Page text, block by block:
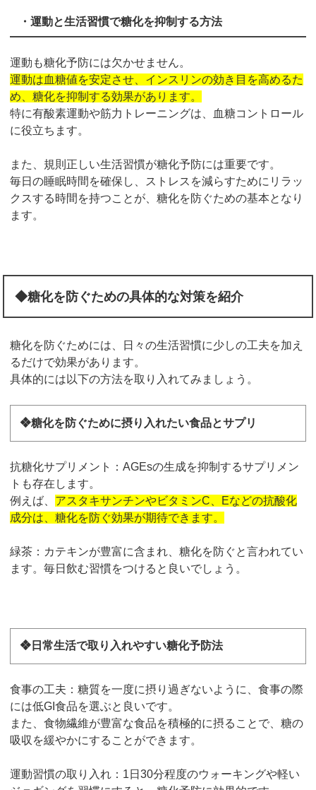
・運動と生活習慣で糖化を抑制する方法
運動も糖化予防には欠かせません。
運動は血糖値を安定させ、インスリンの効き目を高めるた
め、糖化を抑制する効果があります。
特に有酸素運動や筋力トレーニングは、血糖コントロール
に役立ちます。
また、規則正しい生活習慣が糖化予防には重要です。
毎日の睡眠時間を確保し、ストレスを減らすためにリラッ
クスする時間を持つことが、糖化を防ぐための基本となり
ます。
◆糖化を防ぐための具体的な対策を紹介
糖化を防ぐためには、日々の生活習慣に少しの工夫を加え
るだけで効果があります。
具体的には以下の方法を取り入れてみましょう。
❖糖化を防ぐために摂り入れたい食品とサプリ
抗糖化サプリメント：AGEsの生成を抑制するサプリメン
トも存在します。
例えば、 アスタキサンチンやビタミンC、Eなどの抗酸化
成分は、糖化を防ぐ効果が期待できます。
緑茶：カテキンが豊富に含まれ、糖化を防ぐと言われてい
ます。毎日飲む習慣をつけると良いでしょう。
❖日常生活で取り入れやすい糖化予防法
食事の工夫：糖質を一度に摂り過ぎないように、食事の際
には低GI食品を選ぶと良いです。
また、食物繊維が豊富な食品を積極的に摂ることで、糖の
吸収を緩やかにすることができます。
運動習慣の取り入れ：1日30分程度のウォーキングや軽い